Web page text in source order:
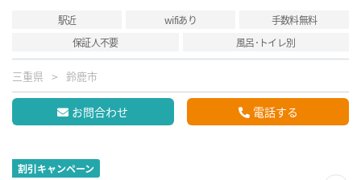
駅近 wifiあり
手数料無料
保証人不要
風呂･トイレ別
三重県 鈴鹿市
お問合わせ 電話する
割引キャンペーン